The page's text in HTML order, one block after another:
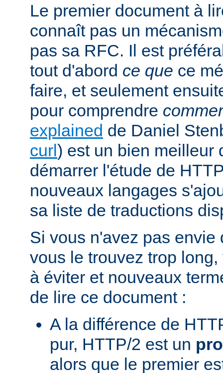
Le premier document à
connaît pas un
pas sa RFC. Il est
tout d'abord ce que ce
faire, et seulement
pour comprendre
explained de Daniel
curl) est un bien meilleur
démarrer l'étude de
nouveaux langages
sa liste de traductions
Si vous n'avez pas envie
vous le trouvez trop
à éviter et nouveaux
de lire ce document :
A la différence de
pur, HTTP/2 est un
alors que le premier